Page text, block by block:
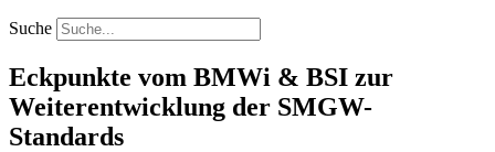
Suche
Eckpunkte vom BMWi & BSI zur
Weiterentwicklung der SMGW-
Standards